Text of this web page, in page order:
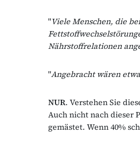
"Viele Menschen, die
Nährstoffrelationen
"Angebracht wären
NUR. Verstehen Sie
Auch nicht nach dieser
gemästet. Wenn 40%